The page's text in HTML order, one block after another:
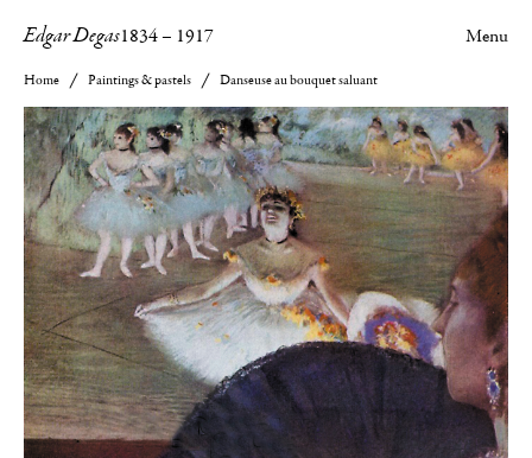
Edgar Degas1834– 1917 Menu
Home Paintings & pastels Danseuse au bouquet saluant